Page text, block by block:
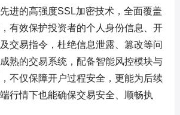
进的高强度SSL加密技术，全面覆盖
有效保护投资者的个人身份信息、开
交易指令，杜绝信息泄露、篡改等问
熟的交易系统，配备智能风控模块与
不仅保障开户过程安全，更能为后续
行情下也能确保交易安全、顺畅执